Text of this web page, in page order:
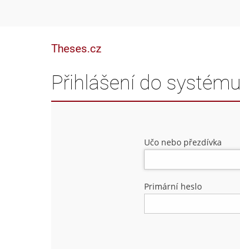
Theses.cz
Přihlášení do systému
Učo nebo přezdívka
Primární heslo